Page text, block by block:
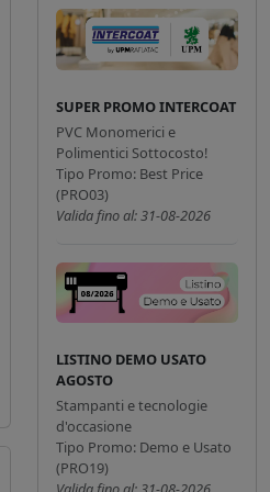
SUPER PROMO INTERCOAT
PVC Monomerici e
Polimentici Sottocosto!
Tipo Promo: Best Price
(PRO03)
Valida fino al: 31-08-2026
LISTINO DEMO USATO
AGOSTO
Stampanti e tecnologie
d'occasione
Tipo Promo: Demo e Usato
(PRO19)